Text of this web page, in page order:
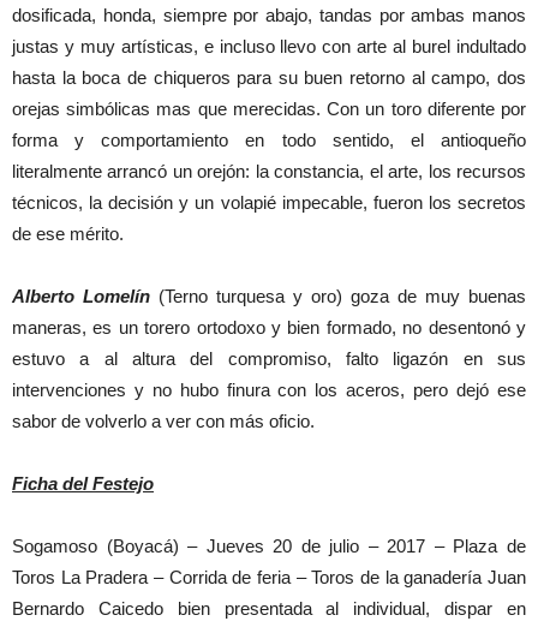
dosificada, honda, siempre por abajo, tandas por ambas manos
justas y muy artísticas, e incluso llevo con arte al burel indultado
hasta la boca de chiqueros para su buen retorno al campo, dos
orejas simbólicas mas que merecidas. Con un toro diferente por
forma y comportamiento en todo sentido, el antioqueño
literalmente arrancó un orejón: la constancia, el arte, los recursos
técnicos, la decisión y un volapié impecable, fueron los secretos
de ese mérito.
Alberto Lomelín (Terno turquesa y oro) goza de muy buenas
maneras, es un torero ortodoxo y bien formado, no desentonó y
estuvo a al altura del compromiso, falto ligazón en sus
intervenciones y no hubo finura con los aceros, pero dejó ese
sabor de volverlo a ver con más oficio.
Ficha del Festejo
Sogamoso (Boyacá) – Jueves 20 de julio – 2017 – Plaza de
Toros La Pradera – Corrida de feria – Toros de la ganadería Juan
Bernardo Caicedo bien presentada al individual, dispar en